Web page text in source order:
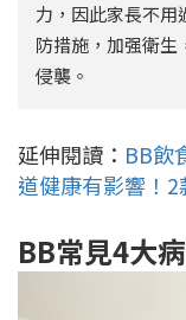
力，因此家長不用
防措施，加强衛生
侵襲。
延伸閱讀： BB飲
道健康有影響！
BB常見4大